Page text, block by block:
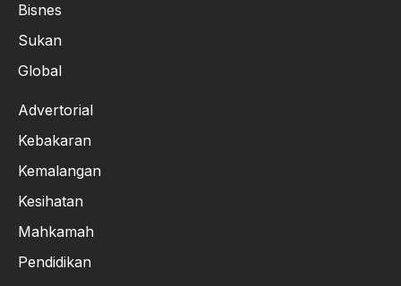
Bisnes
Sukan
Global
Advertorial
Kebakaran
Kemalangan
Kesihatan
Mahkamah
Pendidikan